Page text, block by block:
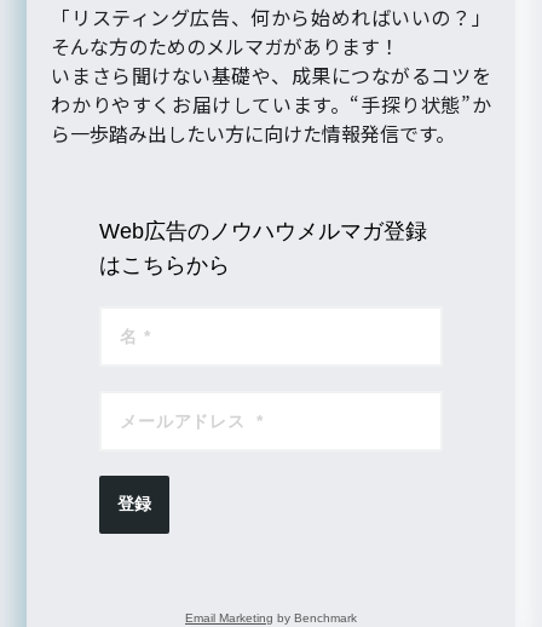
「リスティング広告、何から始めればいいの？」
そんな方のためのメルマガがあります！
いまさら聞けない基礎や、成果につながるコツを
わかりやすくお届けしています。“手探り状態”か
ら一歩踏み出したい方に向けた情報発信です。
Web広告のノウハウメルマガ登録
はこちらから
登録
Email Marketing by Benchmark